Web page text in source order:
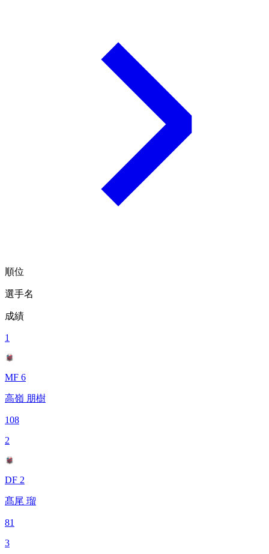
順位
選手名
成績
1
MF 6
高嶺 朋樹
108
2
DF 2
髙尾 瑠
81
3